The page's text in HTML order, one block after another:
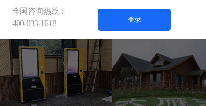
全国咨询热线：
400-033-1618 登录